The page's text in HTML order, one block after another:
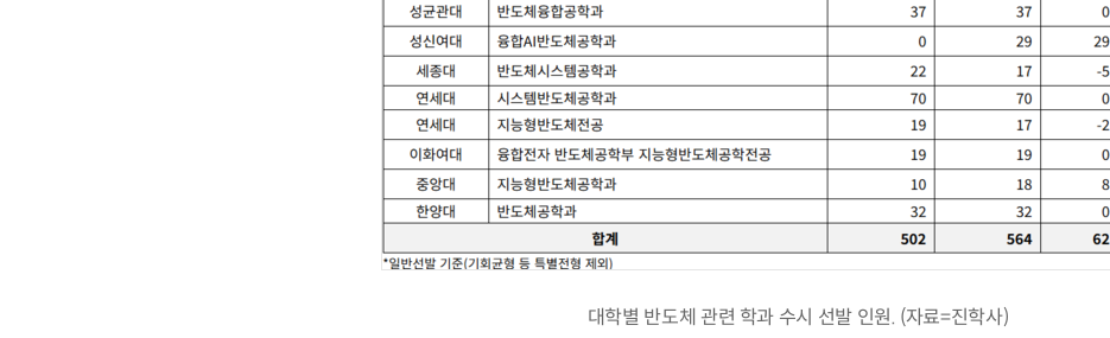
대학별 반도체 관련 학과 수시 선발 인원. (자료=진학사)